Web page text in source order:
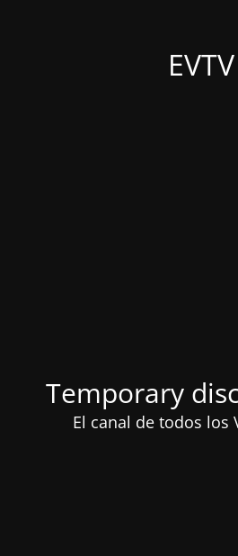
EVTV
Temporary
El canal de todos los